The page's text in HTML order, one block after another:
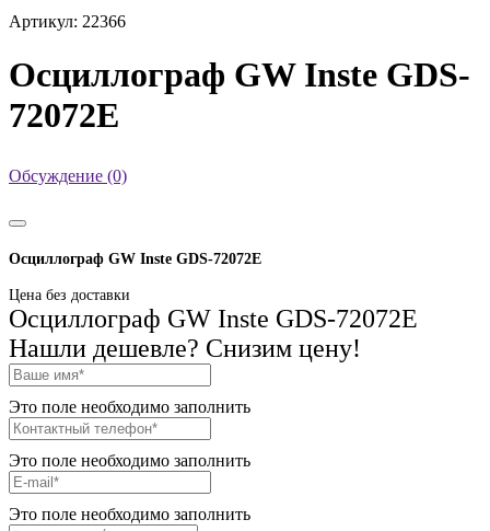
Артикул: 22366
Осциллограф GW Inste GDS-
72072E
Обсуждение (0)
Осциллограф GW Inste GDS-72072E
Цена без доставки
Осциллограф GW Inste GDS-72072E
Нашли дешевле? Снизим цену!
Это поле необходимо заполнить
Это поле необходимо заполнить
Это поле необходимо заполнить